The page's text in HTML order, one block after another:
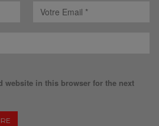
website in this browser for the next